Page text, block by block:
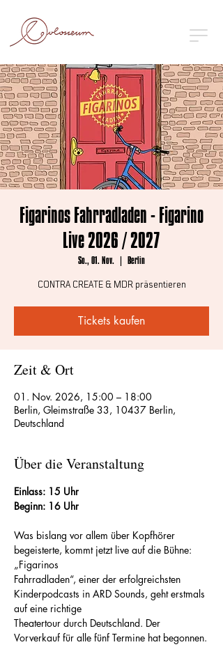
Figarinos Fahrradladen - Figarino
Live 2026 / 2027
So., 01. Nov.
  |
Berlin
CONTRA CREATE & MDR präsentieren
Tickets kaufen
Zeit & Ort
01. Nov. 2026, 15:00 – 18:00
Berlin, Gleimstraße 33, 10437 Berlin,
Deutschland
Über die Veranstaltung
Einlass: 15 Uhr
Beginn: 16 Uhr
Was bislang vor allem über Kopfhörer
begeisterte, kommt jetzt live auf die Bühne:
„Figarinos
Fahrradladen“, einer der erfolgreichsten
Kinderpodcasts in ARD Sounds, geht erstmals
auf eine richtige
Theatertour durch Deutschland. Der
Vorverkauf für alle fünf Termine hat begonnen.